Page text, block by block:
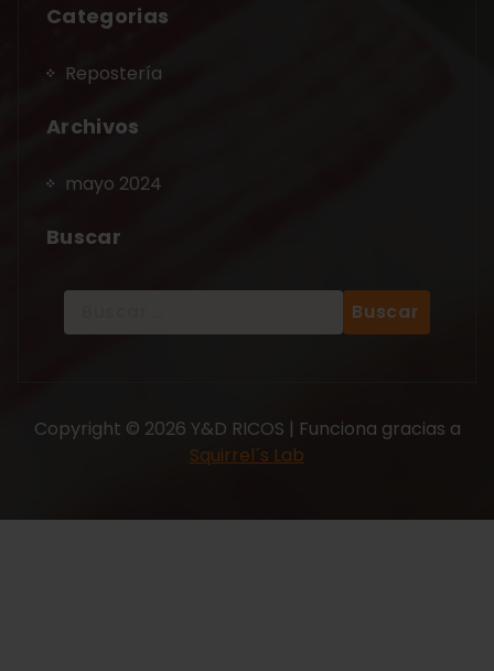
Categorias
Repostería
Archivos
mayo 2024
Buscar
Copyright © 2026 Y&D RICOS | Funciona gracias a
Squirrel´s Lab